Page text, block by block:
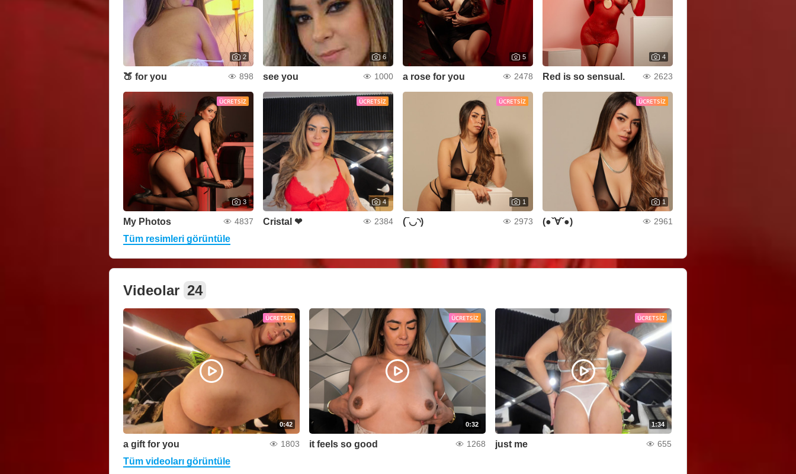
2
🍑 for you 898
6
see you 1000
5
a rose for you 2478
4
Red is so sensual. 2623
ÜCRETSIZ
3
My Photos 4837
ÜCRETSIZ
4
Cristal ❤ 2384
ÜCRETSIZ
1
(‾◡◝) 2973
ÜCRETSIZ
1
(●ˇ∀ˇ●) 2961
Tüm resimleri görüntüle
Videolar 24
ÜCRETSIZ
0:42
a gift for you 1803
ÜCRETSIZ
0:32
it feels so good 1268
ÜCRETSIZ
1:34
just me 655
Tüm videoları görüntüle